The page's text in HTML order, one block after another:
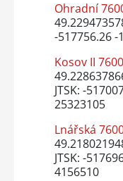
Ohradní
-517756.26 -
Kosov II
JTSK: -
25323105
Lnářská
JTSK: -
4156510